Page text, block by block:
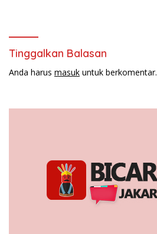
Tinggalkan Balasan
Anda harus masuk untuk berkomentar.